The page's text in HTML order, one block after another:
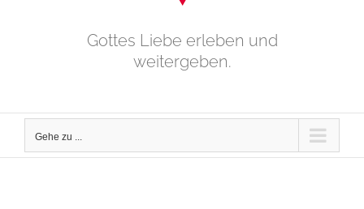
Gottes Liebe erleben und
weitergeben.
Gehe zu ...